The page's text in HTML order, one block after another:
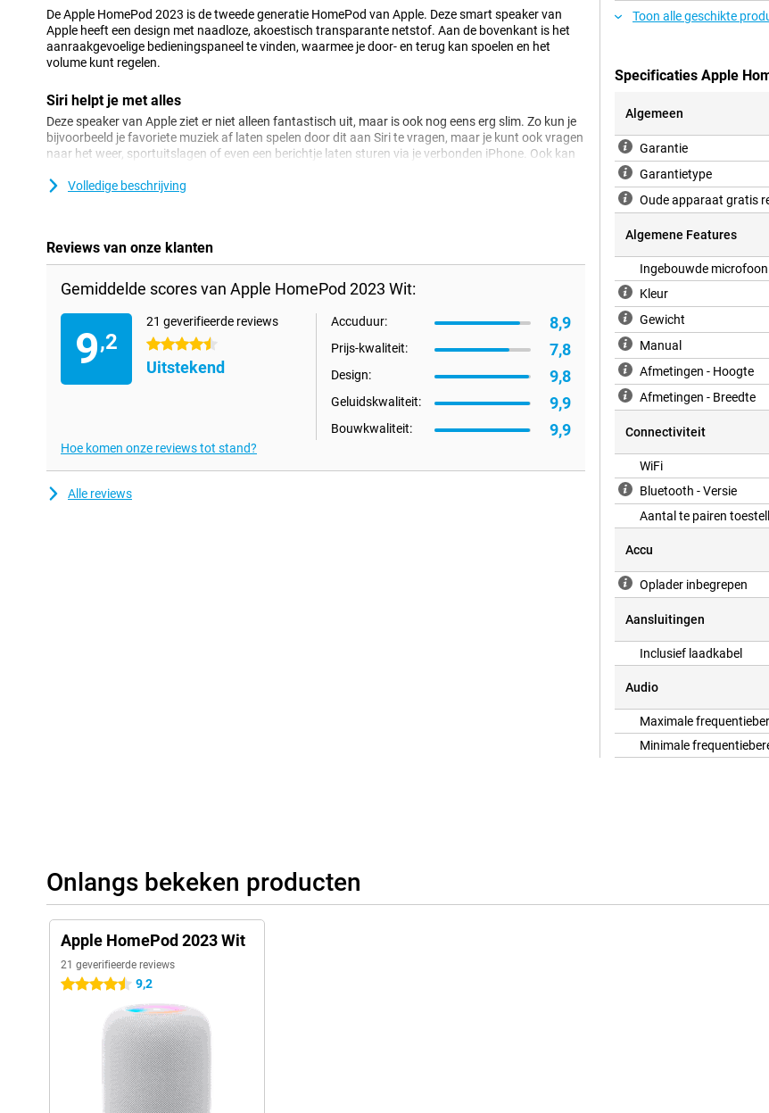
De Apple HomePod 2023 is de tweede generatie HomePod van Apple. Deze smart speaker van
Apple heeft een design met naadloze, akoestisch transparante netstof. Aan de bovenkant is het
aanraakgevoelige bedieningspaneel te vinden, waarmee je door- en terug kan spoelen en het
volume kunt regelen.
Siri helpt je met alles
Deze speaker van Apple ziet er niet alleen fantastisch uit, maar is ook nog eens erg slim. Zo kun je
bijvoorbeeld je favoriete muziek af laten spelen door dit aan Siri te vragen, maar je kunt ook vragen
naar het weer, sportuitslagen of even een berichtje laten sturen via je verbonden iPhone. Ook kan
dagelijks je gordijnen open wilt hebben of je lichten aan wilt doen.
De Apple HomePod 2023 Wit bevat nieuwe geavanceerde computational audio wat zorgt voor een
voor elke ruimte. Deze innovatieve speaker weet zo waar hij het geluid heen moet sturen. Het
past zich naadloos aan.
Volledige beschrijving
Reviews van onze klanten
Gemiddelde scores van Apple HomePod 2023 Wit:
9,2
21 geverifieerde reviews
4.5 sterren
Uitstekend
Accuduur: 8,9
Prijs-kwaliteit: 7,8
Design: 9,8
Geluidskwaliteit: 9,9
Bouwkwaliteit: 9,9
Hoe komen onze reviews tot stand?
Alle reviews
Toon alle geschikte
Specificaties Apple
Algemeen
Garantie
Garantietype
Oude apparaat gratis
Algemene Features
Ingebouwde microfoon
Kleur
Gewicht
Manual
Afmetingen - Hoogte
Afmetingen - Breedte
Connectiviteit
WiFi
Bluetooth - Versie
Aantal te pairen
Accu
Oplader inbegrepen
Aansluitingen
Inclusief laadkabel
Audio
Maximale
Minimale
Onlangs bekeken producten
Apple HomePod 2023 Wit
21 geverifieerde reviews
4.5 sterren 9,2